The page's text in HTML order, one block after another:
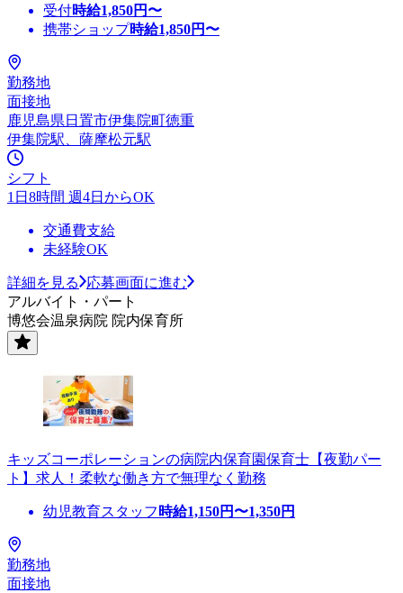
受付時給1,850円〜
携帯ショップ時給1,850円〜
勤務地
面接地
鹿児島県日置市伊集院町徳重
伊集院駅、薩摩松元駅
シフト
1日8時間 週4日からOK
交通費支給
未経験OK
詳細を見る
応募画面に進む
アルバイト・パート
博悠会温泉病院 院内保育所
キッズコーポレーションの病院内保育園保育士【夜勤パー
ト】求人！柔軟な働き方で無理なく勤務
幼児教育スタッフ 時給1,150円〜1,350円
勤務地
面接地